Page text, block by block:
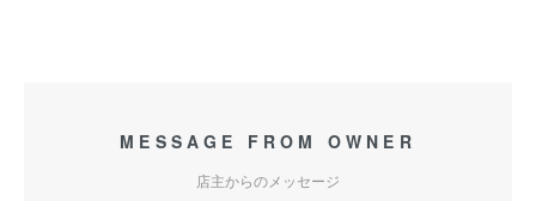
MESSAGE FROM OWNER
店主からのメッセージ